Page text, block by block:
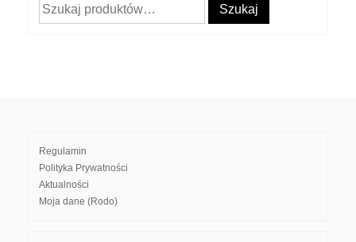
Szukaj: Szukaj
Regulamin
Polityka Prywatności
Aktualności
Moja dane (Rodo)